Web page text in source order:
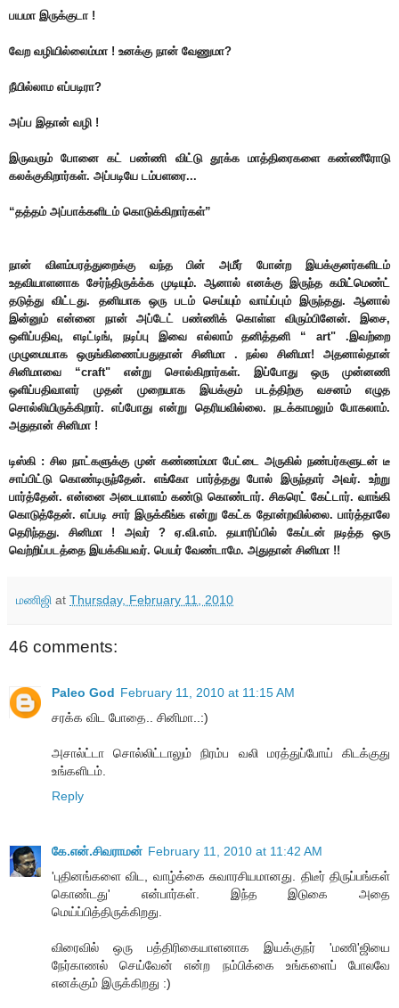
பயமா இருக்குடா !
வேற வழியில்லைம்மா ! உனக்கு நான் வேணுமா?
நீயில்லாம எப்படிரா?
அப்ப இதான் வழி !
இருவரும் போனை கட் பண்ணி விட்டு தூக்க மாத்திரைகளை கண்ணீரோடு
கலக்குகிறார்கள். அப்படியே டம்பளரை...
“தத்தம் அப்பாக்களிடம் கொடுக்கிறார்கள்”
நான் விளம்பரத்துறைக்கு வந்த பின் அமீர் போன்ற இயக்குனர்களிடம்
உதவியாளனாக சேர்ந்திருக்க்க முடியும். ஆனால் எனக்கு இருந்த கமிட்மெண்ட்
தடுத்து விட்டது. தனியாக ஒரு படம் செய்யும் வாய்ப்பும் இருந்தது. ஆனால்
இன்னும் என்னை நான் அப்டேட் பண்ணிக் கொள்ள விரும்பினேன். இசை,
ஒளிப்பதிவு, எடிட்டிங், நடிப்பு இவை எல்லாம் தனித்தனி “ art" .இவற்றை
முழுமையாக ஒருங்கிணைப்பதுதான் சினிமா . நல்ல சினிமா! அதனால்தான்
சினிமாவை “craft" என்று சொல்கிறார்கள். இப்போது ஒரு முன்னணி
ஒளிப்பதிவாளர் முதன் முறையாக இயக்கும் படத்திற்கு வசனம் எழுத
சொல்லியிருக்கிறார். எப்போது என்று தெரியவில்லை. நடக்காமலும் போகலாம்.
அதுதான் சினிமா !
டிஸ்கி : சில நாட்களுக்கு முன் கண்ணம்மா பேட்டை அருகில் நண்பர்களுடன் டீ
சாப்பிட்டு கொண்டிருந்தேன். எங்கோ பார்த்தது போல் இருந்தார் அவர். உற்று
பார்த்தேன். என்னை அடையாளம் கண்டு கொண்டார். சிகரெட் கேட்டார். வாங்கி
கொடுத்தேன். எப்படி சார் இருக்கீங்க என்று கேட்க தோன்றவில்லை. பார்த்தாலே
தெரிந்தது. சினிமா ! அவர் ? ஏ.வி.எம். தயாரிப்பில் கேப்டன் நடித்த ஒரு
வெற்றிப்படத்தை இயக்கியவர். பெயர் வேண்டாமே. அதுதான் சினிமா !!
மணிஜி at Thursday, February 11, 2010
46 comments:
Paleo God February 11, 2010 at 11:15 AM
சரக்க விட போதை.. சினிமா..:)
அசால்ட்டா சொல்லிட்டாலும் நிரம்ப வலி மரத்துப்போய் கிடக்குது
உங்களிடம்.
Reply
கே.என்.சிவராமன் February 11, 2010 at 11:42 AM
'புதினங்களை விட, வாழ்க்கை சுவாரசியமானது. திடீர் திருப்பங்கள்
கொண்டது' என்பார்கள். இந்த இடுகை அதை
மெய்ப்பித்திருக்கிறது.
விரைவில் ஒரு பத்திரிகையாளனாக இயக்குநர் 'மணி'ஜியை
நேர்காணல் செய்வேன் என்ற நம்பிக்கை உங்களைப் போலவே
எனக்கும் இருக்கிறது :)